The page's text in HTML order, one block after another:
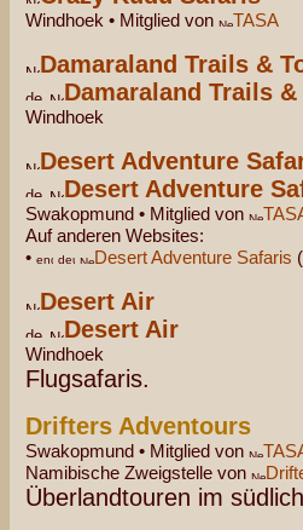
Windhoek • Mitglied von TASA
Damaraland Trails &
Damaraland Trails
Windhoek
Desert Adventure
Desert Adventure
Swakopmund • Mitglied von
Auf anderen Websites:
•
Desert Adventure Safaris
Desert Air
Desert Air
Windhoek
Flugsafaris.
Drifters Adventours
Swakopmund • Mitglied von
Namibische Zweigstelle von
Überlandtouren im